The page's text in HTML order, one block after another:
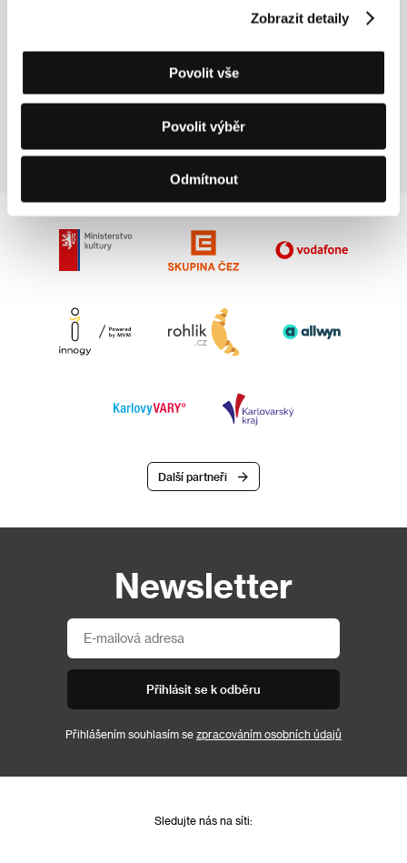
Zobrazit detaily
Povolit vše
Povolit výběr
Odmítnout
opomíjené, promítané z původních či
restaurovaných kopií.
Pocty, tematické přehlídky a retrospektivy
Další partneři
Newsletter
Přihlásit se k odběru
Přihlášením souhlasím se zpracováním osobních údajů
Sledujte nás na síti: